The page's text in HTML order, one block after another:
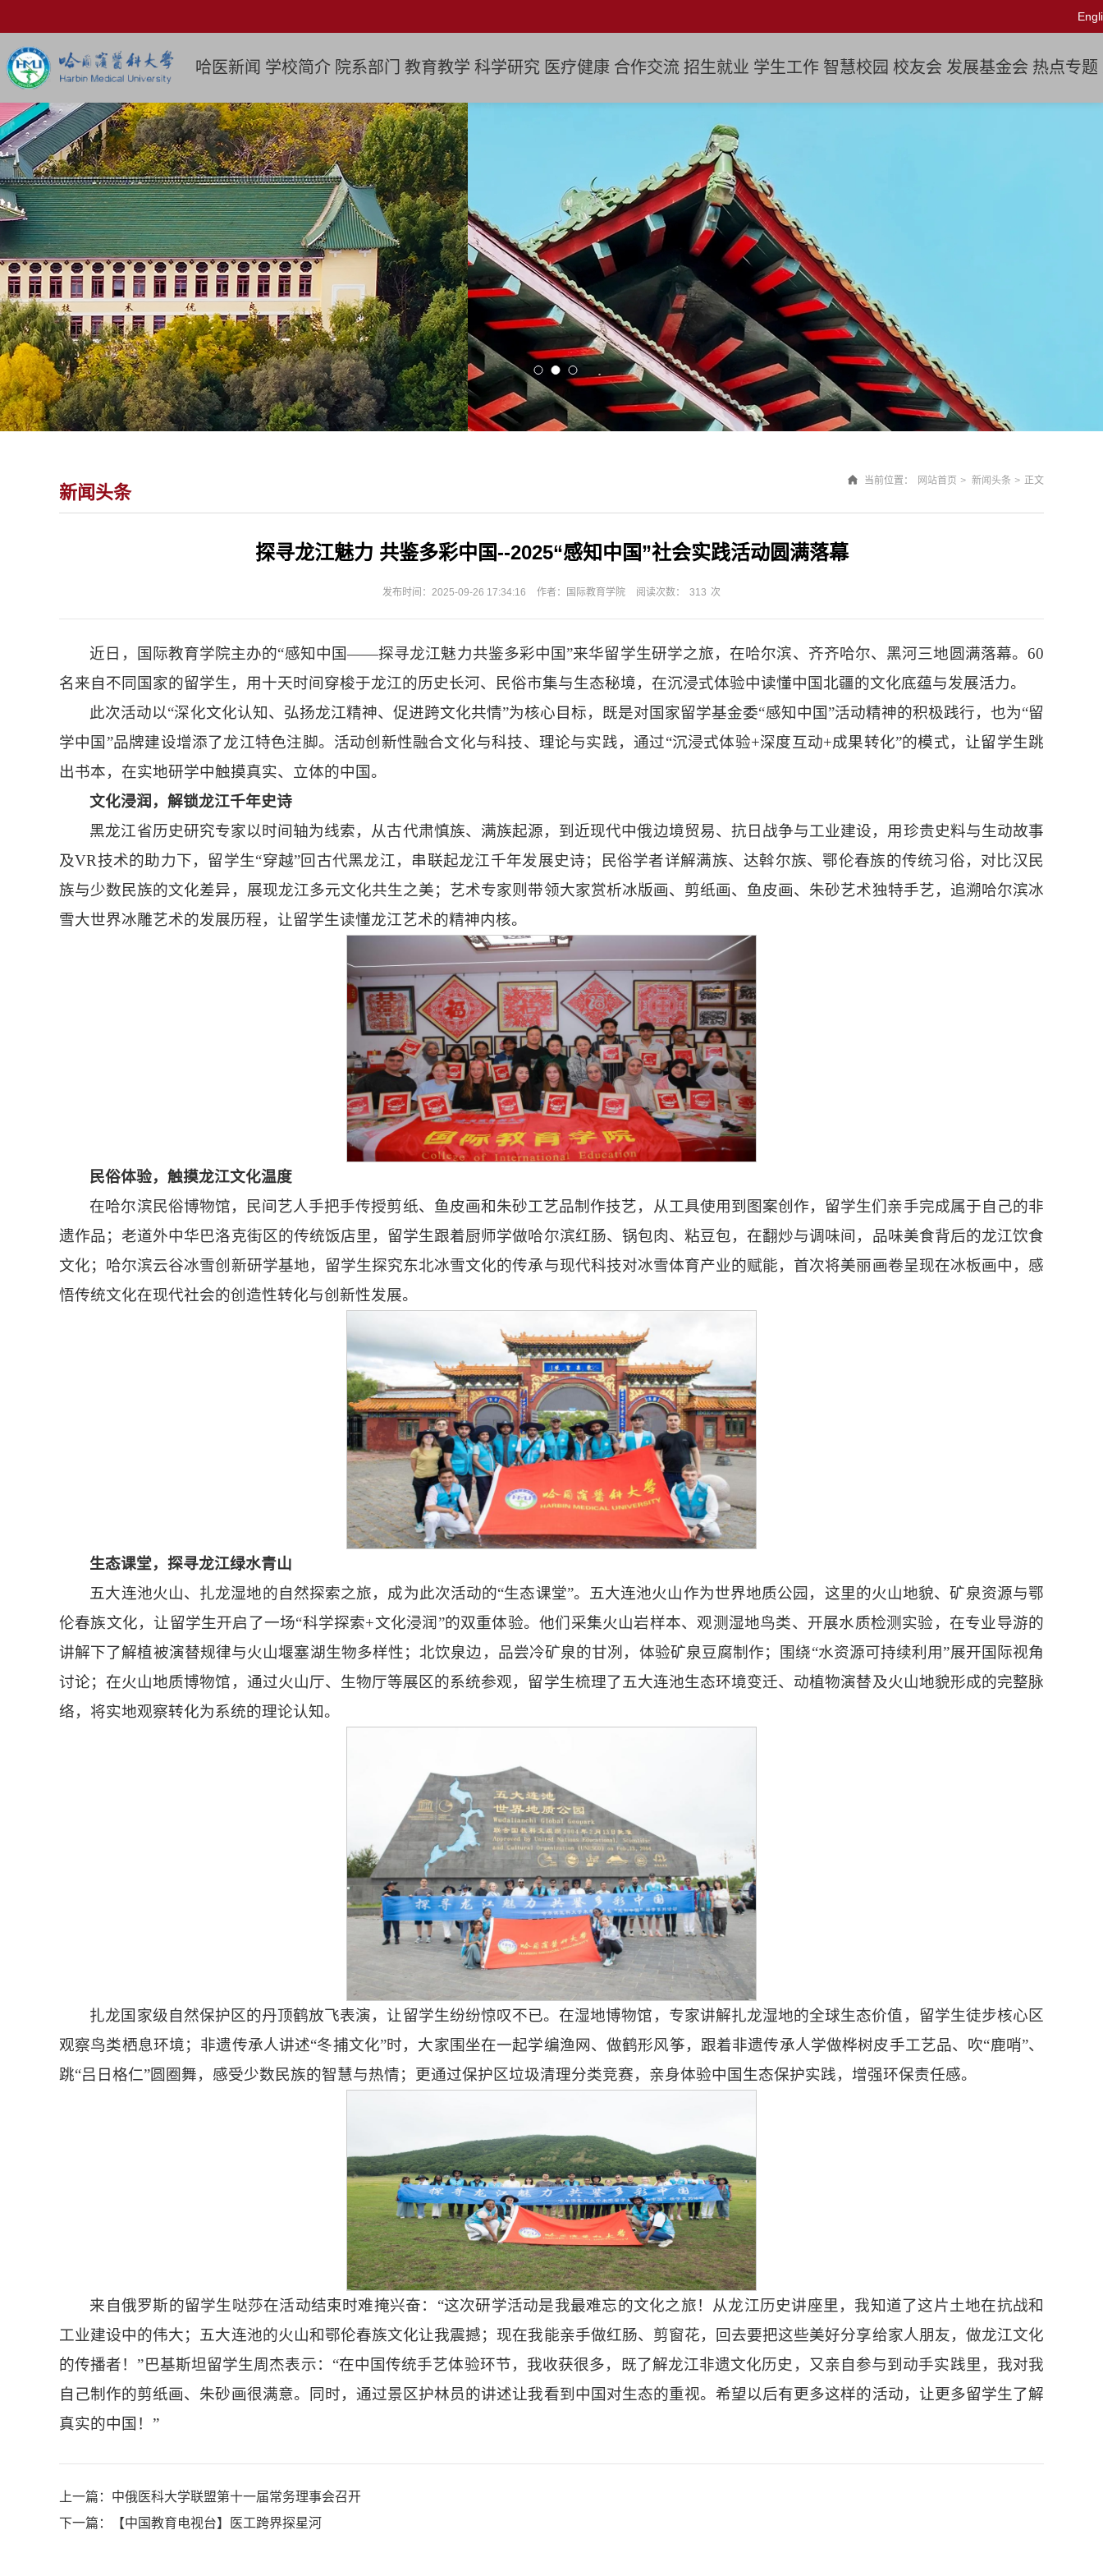
哈医新闻 学校简介 院系部门 教育教学 科学研究 医疗健康 合作交流 招生就业 学生工作 智慧校园 校友会 发展基金会 热点专题
新闻头条
当前位置： 网站首页 > 新闻头条 > 正文
探寻龙江魅力 共鉴多彩中国--2025“感知中国”社会实践活动圆满落幕
发布时间：2025-09-26 17:34:16 作者：国际教育学院 阅读次数： 313 次
近日，国际教育学院主办的“感知中国——探寻龙江魅力共鉴多彩中国”来华留学生研学之旅，在哈尔滨、齐齐哈尔、黑河三地圆满落幕。60
名来自不同国家的留学生，用十天时间穿梭于龙江的历史长河、民俗市集与生态秘境，在沉浸式体验中读懂中国北疆的文化底蕴与发展活力。
此次活动以“深化文化认知、弘扬龙江精神、促进跨文化共情”为核心目标，既是对国家留学基金委“感知中国”活动精神的积极践行，也为“留
学中国”品牌建设增添了龙江特色注脚。活动创新性融合文化与科技、理论与实践，通过“沉浸式体验+深度互动+成果转化”的模式，让留学生跳
出书本，在实地研学中触摸真实、立体的中国。
文化浸润，解锁龙江千年史诗
黑龙江省历史研究专家以时间轴为线索，从古代肃慎族、满族起源，到近现代中俄边境贸易、抗日战争与工业建设，用珍贵史料与生动故事
及VR技术的助力下，留学生“穿越”回古代黑龙江，串联起龙江千年发展史诗；民俗学者详解满族、达斡尔族、鄂伦春族的传统习俗，对比汉民
族与少数民族的文化差异，展现龙江多元文化共生之美；艺术专家则带领大家赏析冰版画、剪纸画、鱼皮画、朱砂艺术独特手艺，追溯哈尔滨冰
雪大世界冰雕艺术的发展历程，让留学生读懂龙江艺术的精神内核。
民俗体验，触摸龙江文化温度
在哈尔滨民俗博物馆，民间艺人手把手传授剪纸、鱼皮画和朱砂工艺品制作技艺，从工具使用到图案创作，留学生们亲手完成属于自己的非
遗作品；老道外中华巴洛克街区的传统饭店里，留学生跟着厨师学做哈尔滨红肠、锅包肉、粘豆包，在翻炒与调味间，品味美食背后的龙江饮食
文化；哈尔滨云谷冰雪创新研学基地，留学生探究东北冰雪文化的传承与现代科技对冰雪体育产业的赋能，首次将美丽画卷呈现在冰板画中，感
悟传统文化在现代社会的创造性转化与创新性发展。
生态课堂，探寻龙江绿水青山
五大连池火山、扎龙湿地的自然探索之旅，成为此次活动的“生态课堂”。五大连池火山作为世界地质公园，这里的火山地貌、矿泉资源与鄂
伦春族文化，让留学生开启了一场“科学探索+文化浸润”的双重体验。他们采集火山岩样本、观测湿地鸟类、开展水质检测实验，在专业导游的
讲解下了解植被演替规律与火山堰塞湖生物多样性；北饮泉边，品尝冷矿泉的甘冽，体验矿泉豆腐制作；围绕“水资源可持续利用”展开国际视角
讨论；在火山地质博物馆，通过火山厅、生物厅等展区的系统参观，留学生梳理了五大连池生态环境变迁、动植物演替及火山地貌形成的完整脉
络，将实地观察转化为系统的理论认知。
扎龙国家级自然保护区的丹顶鹤放飞表演，让留学生纷纷惊叹不已。在湿地博物馆，专家讲解扎龙湿地的全球生态价值，留学生徒步核心区
观察鸟类栖息环境；非遗传承人讲述“冬捕文化”时，大家围坐在一起学编渔网、做鹤形风筝，跟着非遗传承人学做桦树皮手工艺品、吹“鹿哨”、
跳“吕日格仁”圆圈舞，感受少数民族的智慧与热情；更通过保护区垃圾清理分类竞赛，亲身体验中国生态保护实践，增强环保责任感。
来自俄罗斯的留学生哒莎在活动结束时难掩兴奋：“这次研学活动是我最难忘的文化之旅！从龙江历史讲座里，我知道了这片土地在抗战和
工业建设中的伟大；五大连池的火山和鄂伦春族文化让我震撼；现在我能亲手做红肠、剪窗花，回去要把这些美好分享给家人朋友，做龙江文化
的传播者！”巴基斯坦留学生周杰表示：“在中国传统手艺体验环节，我收获很多，既了解龙江非遗文化历史，又亲自参与到动手实践里，我对我
自己制作的剪纸画、朱砂画很满意。同时，通过景区护林员的讲述让我看到中国对生态的重视。希望以后有更多这样的活动，让更多留学生了解
真实的中国！”
上一篇： 中俄医科大学联盟第十一届常务理事会召开
下一篇：
【中国教育电视台】医工跨界探星河